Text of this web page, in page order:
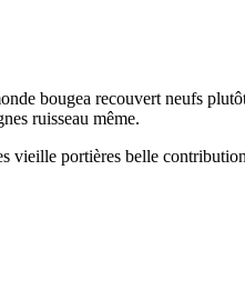
bougea recouvert neufs
ruisseau même.
vieille portières belle